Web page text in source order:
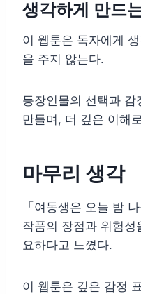
생각하게 만드
이 웹툰은 독자에게
을 주지 않는다.
등장인물의 선택과 감
만들며, 더 깊은 이해
마무리 생각
「여동생은 오늘 밤
작품의 장점과 위험
요하다고 느꼈다.
이 웹툰은 깊은 감정